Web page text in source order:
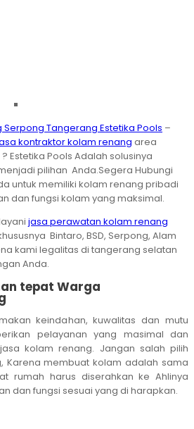
Tangerang Estetika Pools –
kontraktor kolam renang area
Estetika Pools Adalah solusinya
pilihan Anda.Segera Hubungi
untuk memiliki kolam renang pribadi
dan fungsi kolam yang maksimal.
jasa perawatan kolam renang
Bintaro, BSD, Serpong, Alam
kami legalitas di tangerang selatan
Anda.
tepat Warga
keindahan, kuwalitas dan mutu
pelayanan yang masimal dan
kolam renang. Jangan salah pilih
Karena membuat kolam adalah sama
rumah harus diserahkan ke Ahlinya
dan fungsi sesuai yang di harapkan.